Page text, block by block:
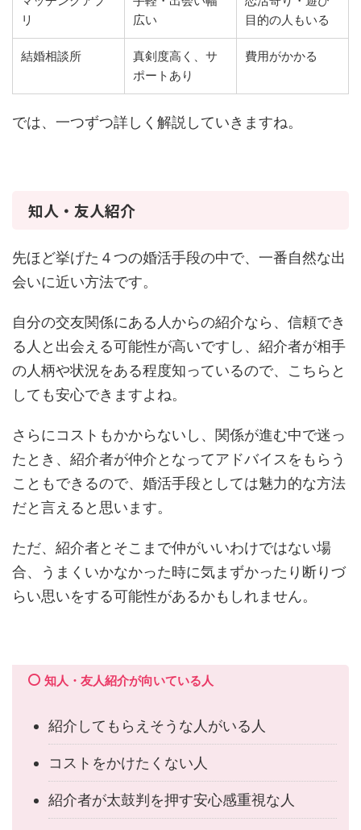
リ
広い
目的の人もいる
結婚相談所
真剣度高く、サ
ポートあり
費用がかかる
では、一つずつ詳しく解説していきますね。
知人・友人紹介
先ほど挙げた４つの婚活手段の中で、一番自然な出
会いに近い方法です。
自分の交友関係にある人からの紹介なら、信頼でき
る人と出会える可能性が高いですし、紹介者が相手
の人柄や状況をある程度知っているので、こちらと
しても安心できますよね。
さらにコストもかからないし、関係が進む中で迷っ
たとき、紹介者が仲介となってアドバイスをもらう
こともできるので、婚活手段としては魅力的な方法
だと言えると思います。
ただ、紹介者とそこまで仲がいいわけではない場
合、うまくいかなかった時に気まずかったり断りづ
らい思いをする可能性があるかもしれません。
知人・友人紹介が向いている人
紹介してもらえそうな人がいる人
コストをかけたくない人
紹介者が太鼓判を押す安心感重視な人